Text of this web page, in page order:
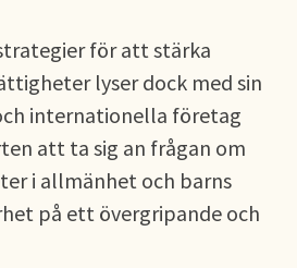
för att stärka
lyser dock med sin
internationella företag
att ta sig an frågan om
i allmänhet och barns
på ett övergripande och